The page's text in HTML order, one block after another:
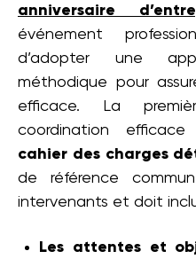
anniversaire
événement
d’adopter une
méthodique pour
efficace. La
coordination efficace
cahier des charges
de référence
intervenants et doit
Les attentes et